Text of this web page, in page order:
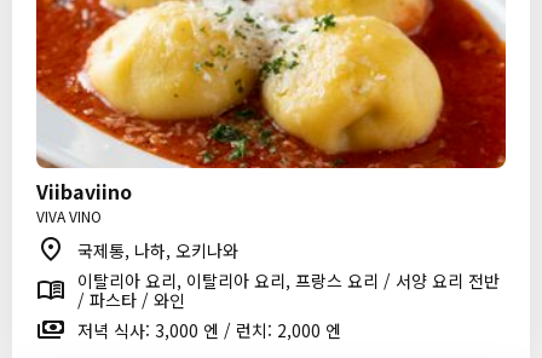
Viibaviino
VIVA VINO
국제통, 나하, 오키나와
이탈리아 요리, 이탈리아 요리, 프랑스 요리 / 서양 요리 전반
/ 파스타 / 와인
저녁 식사: 3,000 엔 / 런치: 2,000 엔